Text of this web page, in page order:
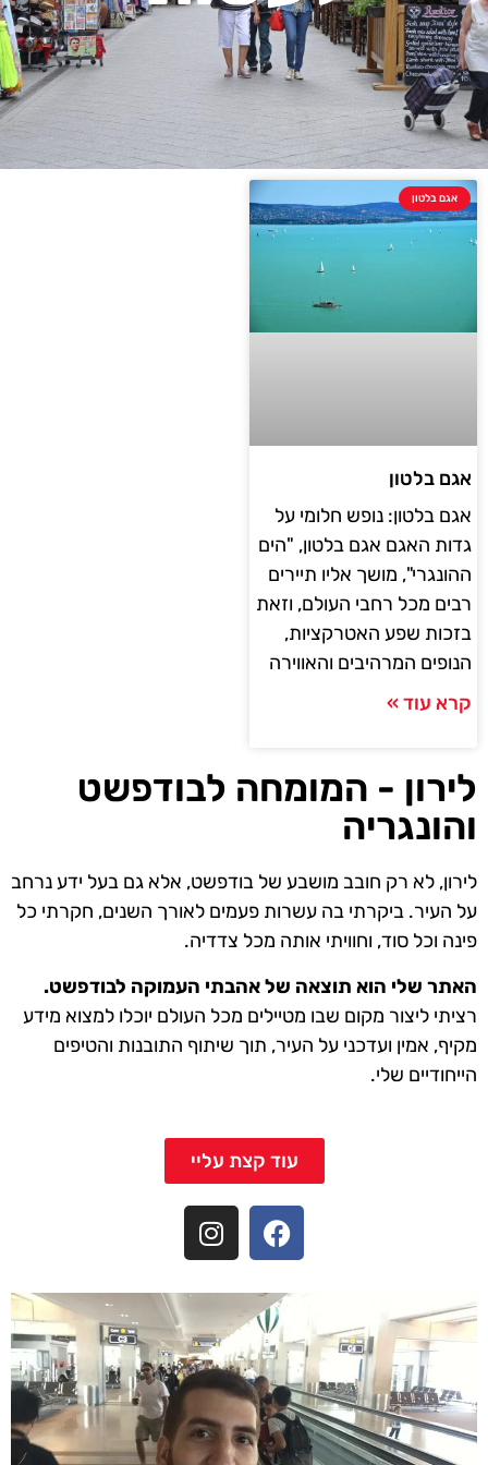
אגם בלטון
אגם בלטון
אגם בלטון: נופש חלומי על
גדות האגם אגם בלטון, "הים
ההונגרי", מושך אליו תיירים
רבים מכל רחבי העולם, וזאת
בזכות שפע האטרקציות,
הנופים המרהיבים והאווירה
קרא עוד »
לירון - המומחה לבודפשט
והונגריה
לירון, לא רק חובב מושבע של בודפשט, אלא גם בעל ידע נרחב
על העיר. ביקרתי בה עשרות פעמים לאורך השנים, חקרתי כל
פינה וכל סוד, וחוויתי אותה מכל צדדיה.
האתר שלי הוא תוצאה של אהבתי העמוקה לבודפשט.
רציתי ליצור מקום שבו מטיילים מכל העולם יוכלו למצוא מידע
מקיף, אמין ועדכני על העיר, תוך שיתוף התובנות והטיפים
הייחודיים שלי.
עוד קצת עליי